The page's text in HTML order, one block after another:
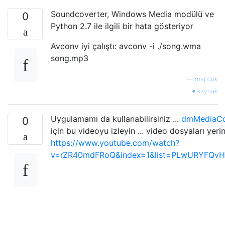
0
Soundcoverter, Windows Media modülü ve
Python 2.7 ile ilgili bir hata gösteriyor
Avconv iyi çalıştı: avconv -i ./song.wma
song.mp3
mapcuk
kaynak
0 Uygulamamı da kullanabilirsiniz ...
için bu videoyu izleyin ... video dosyaları
https://www.youtube.com/watch?